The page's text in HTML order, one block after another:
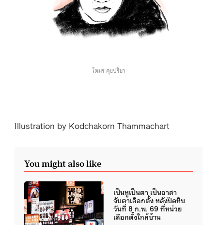
โตมร ศุขปรีชา
Illustration by Kodchakorn Thammachart
You might also like
เป็นหูเป็นตา เป็นอาสา
จับตาเลือกตั้ง หลังปิดหีบ
วันที่ 8 ก.พ. 69 ที่หน่วย
เลือกตั้งใกล้บ้าน